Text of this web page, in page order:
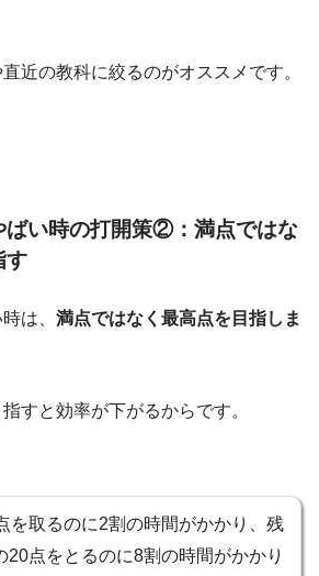
近の教科に絞るのがオススメです。
ばい時の打開策②：満点ではな
す
は、 満点ではなく最高点を目指しま
すと効率が下がるからです。
を取るのに2割の時間がかかり、残
20点をとるのに8割の時間がかかり